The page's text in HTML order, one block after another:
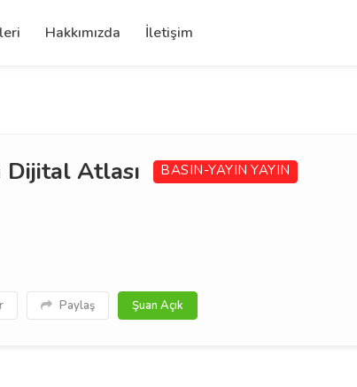
Hakkımızda İletişim
Atlası BASIN-YAYIN YAYIN
Paylaş Şuan Açık